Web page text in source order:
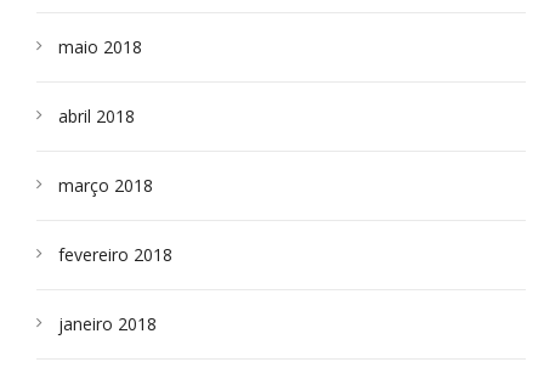
maio 2018
abril 2018
março 2018
fevereiro 2018
janeiro 2018